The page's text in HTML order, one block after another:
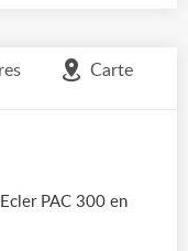
Carte
PAC 300 en